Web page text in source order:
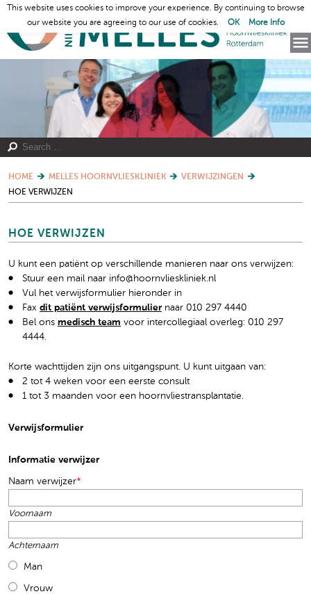
HOME MELLES HOORNVLIESKLINIEK
VERWIJZINGEN
HOE VERWIJZEN
HOE VERWIJZEN
U kunt een patiënt op verschillende manieren naar ons verwijzen:
Stuur een mail naar info@hoornvlieskliniek.nl
Vul het verwijsformulier hieronder in
Fax dit patiënt verwijsformuliernaar 010 297 4440
Bel ons medisch team voor intercollegiaal overleg: 010 297
4444.
Korte wachttijden zijn ons uitgangspunt. U kunt uitgaan van:
2 tot 4 weken voor een eerste consult
1 tot 3 maanden voor een hoornvliestransplantatie.
Verwijsformulier
Informatie verwijzer
Naam verwijzer*
Voornaam
Achternaam
Man
Vrouw
This website uses cookies to improve your experience. By continuing to browse
our website you are agreeing to our use of cookies.
OK More Info